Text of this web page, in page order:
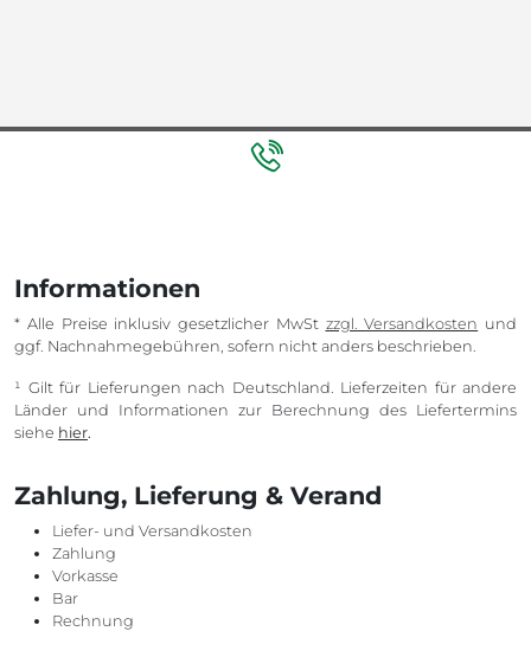
Informationen
* Alle Preise inklusiv gesetzlicher MwSt zzgl. Versandkosten und
ggf. Nachnahmegebühren, sofern nicht anders beschrieben.
¹ Gilt für Lieferungen nach Deutschland. Lieferzeiten für andere
Länder und Informationen zur Berechnung des Liefertermins
siehe hier.
Zahlung, Lieferung & Verand
Liefer- und Versandkosten
Zahlung
Vorkasse
Bar
Rechnung